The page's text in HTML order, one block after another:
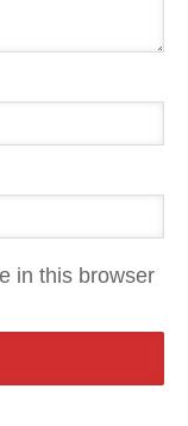
in this browser